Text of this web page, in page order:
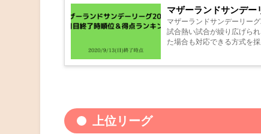
マザーランドサンデー
マザーランドサンデーリー
試合熱い試合が繰り広げら
た場合も対応できる方式を
上位リーグ